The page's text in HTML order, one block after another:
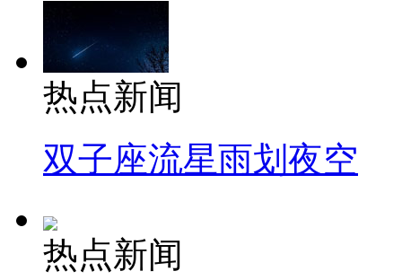
热点新闻
双子座流星雨划夜空
热点新闻